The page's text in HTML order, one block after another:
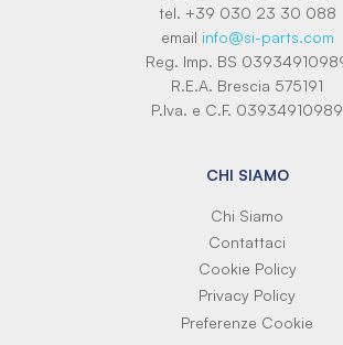
tel. +39 030 23 30 088
email info@si-parts.com
Reg. Imp. BS
R.E.A. Brescia 575191
P.Iva. e C.F. 03934910989
CHI SIAMO
Chi Siamo
Contattaci
Cookie Policy
Privacy Policy
Preferenze Cookie